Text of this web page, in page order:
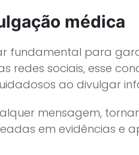
médica
fundamental para
sociais, esse
ao divulgar
mensagem,
em evidências e